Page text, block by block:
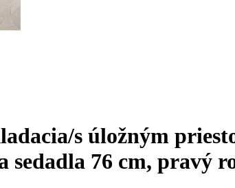
s úložným
sedadla 76 cm, pravý